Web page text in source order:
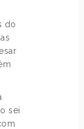
do
sei